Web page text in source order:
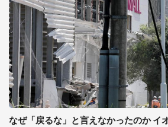
なぜ「戻るな」と言えなかったのか イ